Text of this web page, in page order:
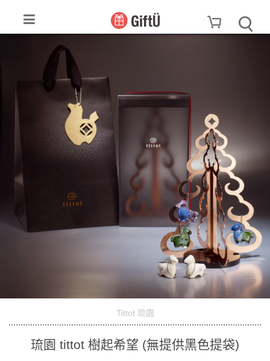
Tittot 琉園
琉園 tittot 樹起希望 (無提供黑色提袋)